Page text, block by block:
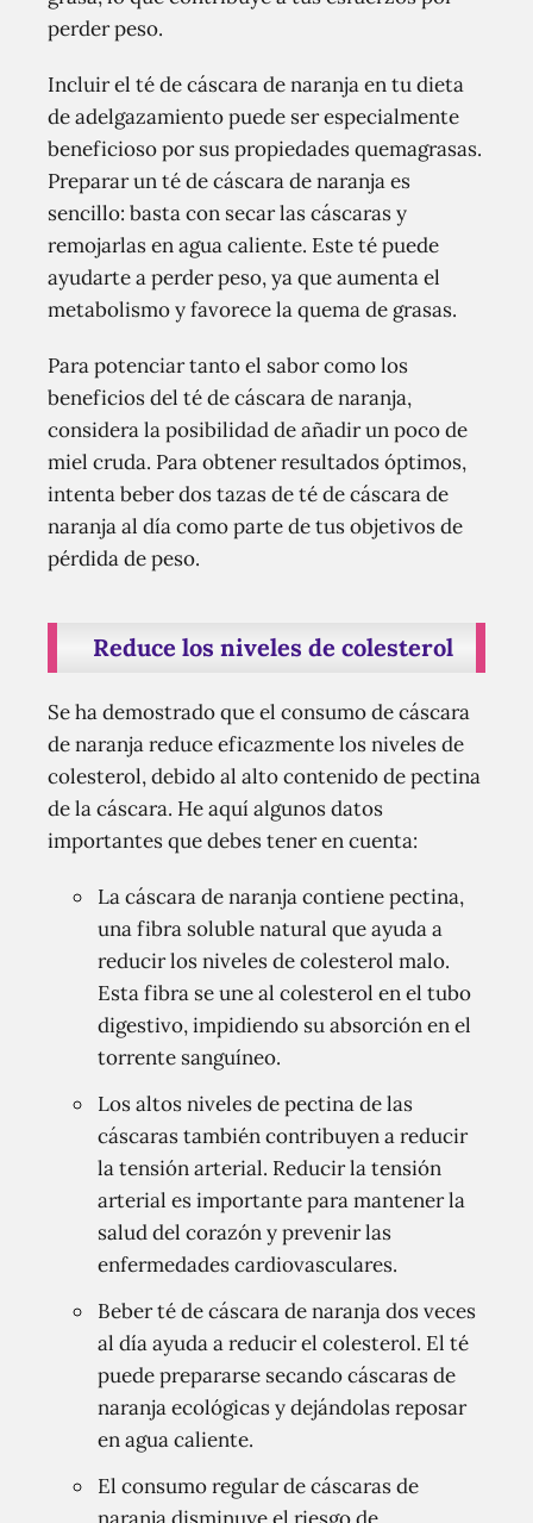
perder peso.
Incluir el té de cáscara de naranja en tu dieta
de adelgazamiento puede ser especialmente
beneficioso por sus propiedades quemagrasas.
Preparar un té de cáscara de naranja es
sencillo: basta con secar las cáscaras y
remojarlas en agua caliente. Este té puede
ayudarte a perder peso, ya que aumenta el
metabolismo y favorece la quema de grasas.
Para potenciar tanto el sabor como los
beneficios del té de cáscara de naranja,
considera la posibilidad de añadir un poco de
miel cruda. Para obtener resultados óptimos,
intenta beber dos tazas de té de cáscara de
naranja al día como parte de tus objetivos de
pérdida de peso.
Reduce los niveles de colesterol
Se ha demostrado que el consumo de cáscara
de naranja reduce eficazmente los niveles de
colesterol, debido al alto contenido de pectina
de la cáscara. He aquí algunos datos
importantes que debes tener en cuenta:
La cáscara de naranja contiene pectina,
una fibra soluble natural que ayuda a
reducir los niveles de colesterol malo.
Esta fibra se une al colesterol en el tubo
digestivo, impidiendo su absorción en el
torrente sanguíneo.
Los altos niveles de pectina de las
cáscaras también contribuyen a reducir
la tensión arterial. Reducir la tensión
arterial es importante para mantener la
salud del corazón y prevenir las
enfermedades cardiovasculares.
Beber té de cáscara de naranja dos veces
al día ayuda a reducir el colesterol. El té
puede prepararse secando cáscaras de
naranja ecológicas y dejándolas reposar
en agua caliente.
El consumo regular de cáscaras de